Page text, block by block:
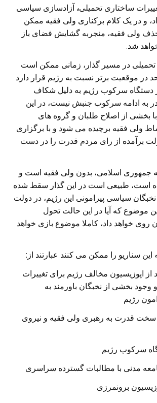
ساختاری تحمیلی، آزادسازی سیاسی
و در یک کلام برکناری ولی فقیه ممکن
ولی فقیه، منجربه گشایش فضای باز
شد.
تحمیلی در مسیر گذار، زمانی ممکن است
در موقعیت برتر نسبت به رژیم قرار دارد
دستگاه سرکوب رژیم به دلیل شکاف
به ادامه سرکوب جنبش نیست، در این
بخشی از اصلاح طلبان و گروه های
ولی فقیه برچیده می شود و با برگزاری
برآمده از رای مردم قدرت را در دست
جمهوری اسلامی، بدون ولی فقیه است و
است، طبیعی است در این گذار سقط شده
سیاسی پیرامونی این رژیم، در دولت
موضوع که آیا در این حالت تحول
روی خواهد داد، کاملا موضوع بازی خواهد
این سناریو را ممکن می کنند عبارتند از:
از اپوزیسیون مخالف رژیم برای تغییرات
وجود بخشی از نخبگان باورمند به
رژیم
قدرت به رهبری ولی فقیه و نیروی
سرکوب رژیم
مدنی با مطالبات گسترده سراسری
برونمرزی